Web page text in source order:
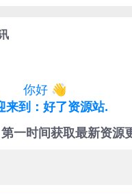
你好👋
来到：好了资源站.
一时间获取最新资源